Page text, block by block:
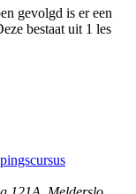
gevolgd is er een
bestaat uit 1 les